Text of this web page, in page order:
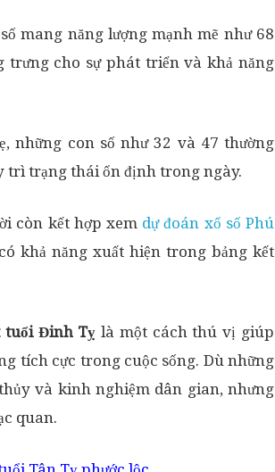
mang năng lượng mạnh mẽ như 68
trưng cho sự phát triển và khả năng
những con số như 32 và 47 thường
trì trạng thái ổn định trong ngày.
còn kết hợp xem dự đoán xổ số Phú
khả năng xuất hiện trong bảng kết
tuổi Đinh Tỵ là một cách thú vị giúp
tích cực trong cuộc sống. Dù những
và kinh nghiệm dân gian, nhưng
quan.